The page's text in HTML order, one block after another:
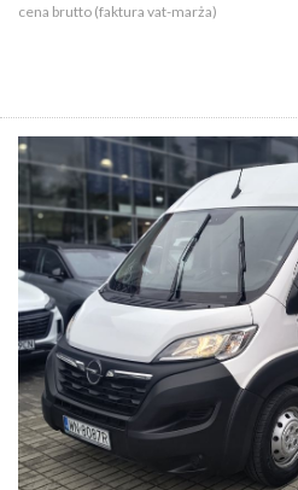
cena brutto (faktura vat-marża)